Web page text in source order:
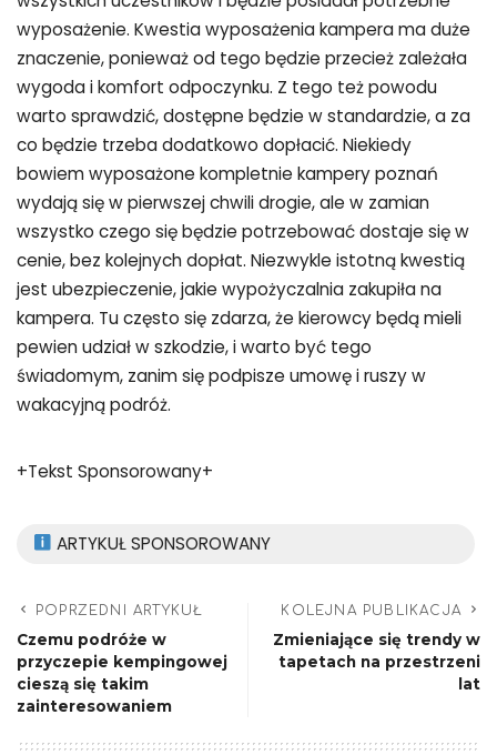
wyposażenie. Kwestia wyposażenia kampera ma duże
znaczenie, ponieważ od tego będzie przecież zależała
wygoda i komfort odpoczynku. Z tego też powodu
warto sprawdzić, dostępne będzie w standardzie, a za
co będzie trzeba dodatkowo dopłacić. Niekiedy
bowiem wyposażone kompletnie kampery poznań
wydają się w pierwszej chwili drogie, ale w zamian
wszystko czego się będzie potrzebować dostaje się w
cenie, bez kolejnych dopłat. Niezwykle istotną kwestią
jest ubezpieczenie, jakie wypożyczalnia zakupiła na
kampera. Tu często się zdarza, że kierowcy będą mieli
pewien udział w szkodzie, i warto być tego
świadomym, zanim się podpisze umowę i ruszy w
wakacyjną podróż.
+Tekst Sponsorowany+
ARTYKUŁ SPONSOROWANY
POPRZEDNI ARTYKUŁ
Czemu podróże w
przyczepie kempingowej
cieszą się takim
zainteresowaniem
KOLEJNA PUBLIKACJA
Zmieniające się trendy w
tapetach na przestrzeni
lat